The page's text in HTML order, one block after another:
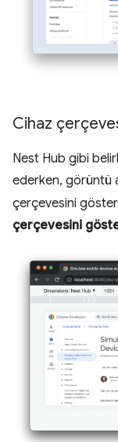
Cihaz
Nest Hub gibi
ederken, görüntü
çerçevesini
çerçevesini